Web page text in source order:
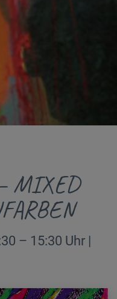
MIXED
– 15:30 Uhr |